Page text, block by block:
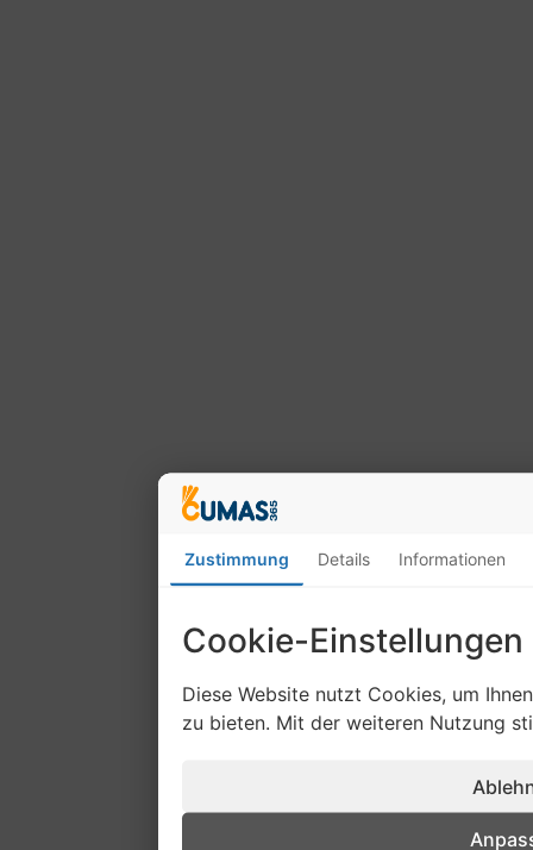
Zustimmung Details Informationen
Cookie-Einstellungen
Diese Website nutzt Cookies, um
zu bieten. Mit der weiteren Nutzung